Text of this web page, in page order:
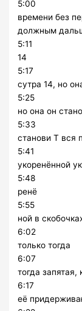
5:00
времени без
должным
5:11
14
5:17
сутра 14, но
5:25
но она он
5:33
станови Т вся
5:41
укоренённой
5:48
ренё
5:55
ной в
6:02
только тогда
6:07
тогда запятая,
6:17
её